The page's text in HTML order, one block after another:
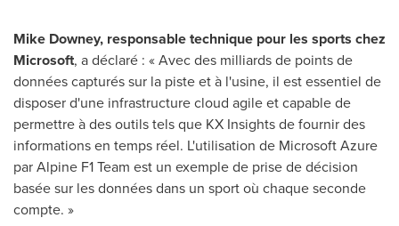
Mike Downey, responsable technique pour les sports chez
Microsoft, a déclaré : « Avec des milliards de points de
données capturés sur la piste et à l'usine, il est essentiel de
disposer d'une infrastructure cloud agile et capable de
permettre à des outils tels que KX Insights de fournir des
informations en temps réel. L'utilisation de Microsoft Azure
par Alpine F1 Team est un exemple de prise de décision
basée sur les données dans un sport où chaque seconde
compte. »